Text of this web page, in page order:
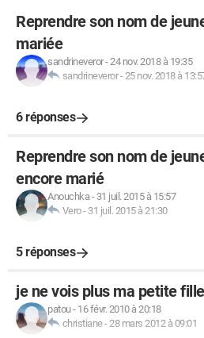
Reprendre son nom de
mariée
sandrineveror-24 nov. 2018 à 19:35
sandrineveror-25 nov. 2018 à
6 réponses
Reprendre son nom de
encore marié
Anouchka- 31 juil. 2015 à 15:57
Vero- 31 juil. 2015 à 21:30
5 réponses
je ne vois plus ma petite fille
patou- 16 févr. 2010 à 20:18
christiane-28 mars 2012 à 09:01